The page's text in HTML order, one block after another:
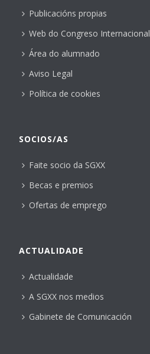
Publicacións propias
Web do Congreso Internacional
Área do alumnado
Aviso Legal
Política de cookies
SOCIOS/AS
Faite socio da SGXX
Becas e premios
Ofertas de emprego
ACTUALIDADE
Actualidade
A SGXX nos medios
Gabinete de Comunicación